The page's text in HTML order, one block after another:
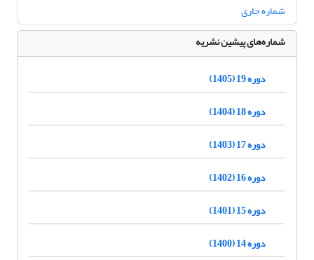
شماره جاری
شماره‌های پیشین نشریه
دوره 19 (1405)
دوره 18 (1404)
دوره 17 (1403)
دوره 16 (1402)
دوره 15 (1401)
دوره 14 (1400)